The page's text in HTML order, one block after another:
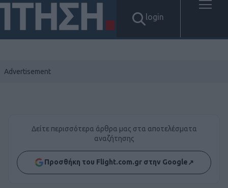
login
Δείτε περισσότερα άρθρα μας στα αποτελέσματα
αναζήτησης
Προσθήκη του Flight.com.gr στην Google↗